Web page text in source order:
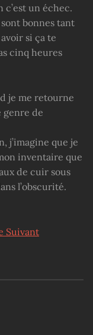
un échec.
bonnes tant
si ça te
cinq heures
je me retourne
genre de
j’imagine que je
inventaire que
de cuir sous
l’obscurité.
Suivant